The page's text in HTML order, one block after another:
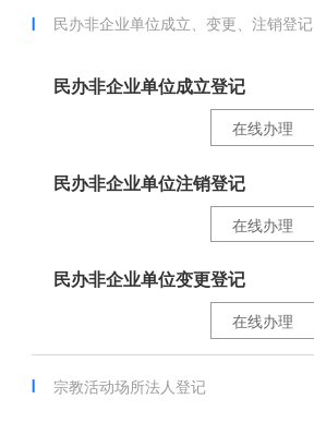
民办非企业单位成立、变更、注销登记
民办非企业单位成立登记
在线办理
民办非企业单位注销登记
在线办理
民办非企业单位变更登记
在线办理
宗教活动场所法人登记